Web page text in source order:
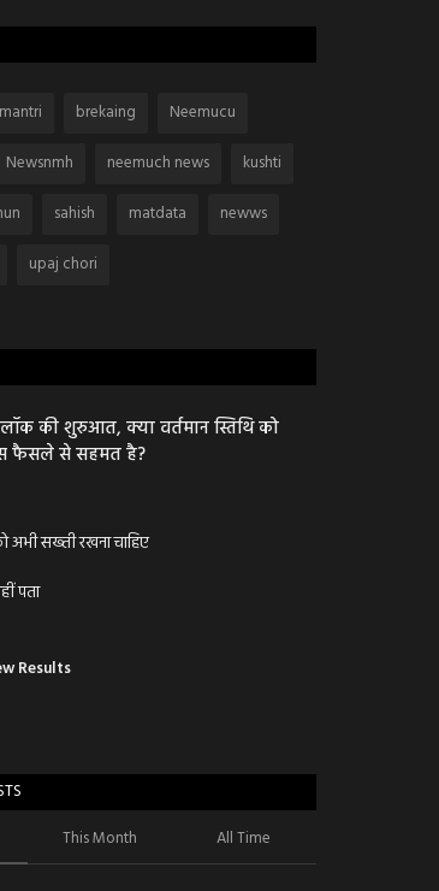
mantri brekaing
Neemucu
Newsnmh neemuch news
kushti
sahish matdata
newws
upaj chori
की शुरुआत, क्या वर्तमान स्तिथि को
फैसले से सहमत है?
अभी सख्ती रखना चाहिए
पता
Results
This Month All Time